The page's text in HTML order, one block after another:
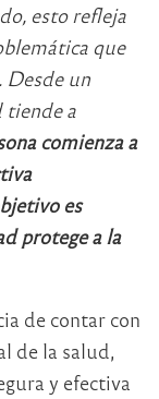
esto refleja
que
Desde un
tiende a
comienza a
es
protege a la
de contar con
de la salud,
y efectiva